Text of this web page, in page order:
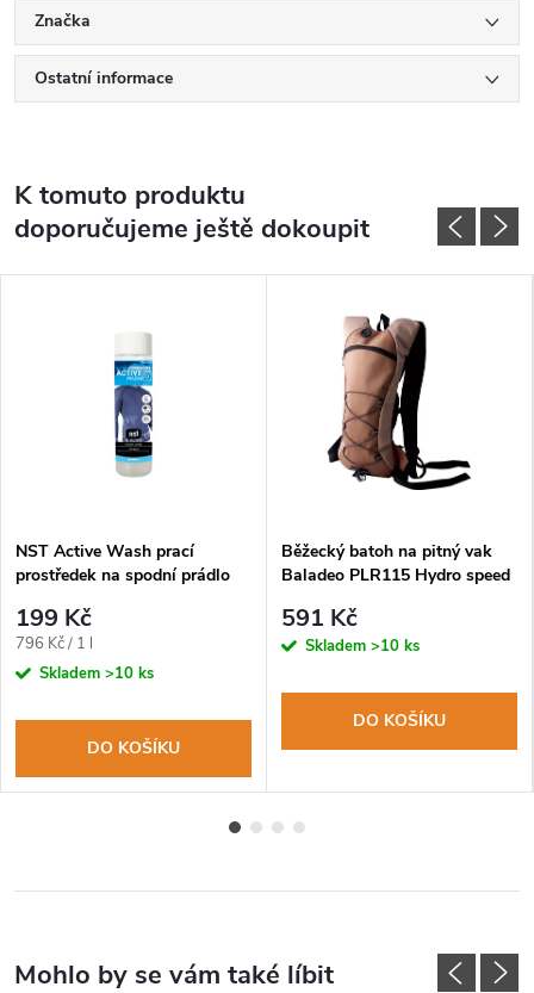
Značka
Ostatní informace
K tomuto produktu
doporučujeme ještě dokoupit
NST Active Wash prací
prostředek na spodní prádlo
199 Kč
Měrná
cena:
796 Kč / 1 l
Skladem >10 ks
DO KOŠÍKU
Běžecký batoh na pitný vak
Baladeo PLR115 Hydro speed
591 Kč
Skladem >10 ks
DO KOŠÍKU